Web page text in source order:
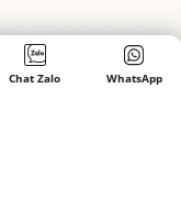
Chat Zalo WhatsApp